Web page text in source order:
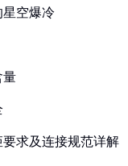
星空爆冷
量
求及连接规范详解